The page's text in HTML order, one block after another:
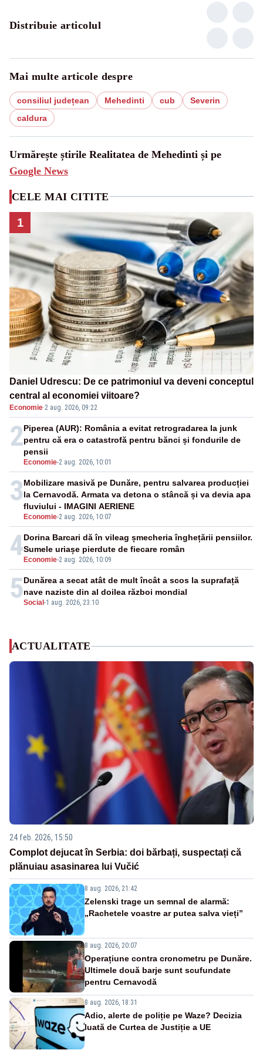
Distribuie articolul
Mai multe articole despre
consiliul județean Mehedinti cub
Severin
caldura
Urmărește știrile Realitatea de Mehedinti și pe
Google News
CELE MAI CITITE
1
Daniel Udrescu: De ce patrimoniul va deveni conceptul
central al economiei viitoare?
Economie·2 aug. 2026, 09:22
2
Economie-2 aug. 2026, 10:01
Piperea (AUR): România a evitat retrogradarea la junk
pentru că era o catastrofă pentru bănci și fondurile de
pensii
3
Economie-2 aug. 2026, 10:07
Mobilizare masivă pe Dunăre, pentru salvarea producției
la Cernavodă. Armata va detona o stâncă și va devia apa
fluviului - IMAGINI AERIENE
4 Economie-2 aug. 2026, 10:09
Dorina Barcari dă în vileag șmecheria înghețării pensiilor.
Sumele uriașe pierdute de fiecare român
5Social -1 aug. 2026, 23:10
Dunărea a secat atât de mult încât a scos la suprafață
nave naziste din al doilea război mondial
ACTUALITATE
24 feb. 2026, 15:50
Complot dejucat în Serbia: doi bărbați, suspectați că
plănuiau asasinarea lui Vučić
8 aug. 2026, 21:42
Zelenski trage un semnal de alarmă:
„Rachetele voastre ar putea salva vieți”
8 aug. 2026, 20:07
Operațiune contra cronometru pe Dunăre.
Ultimele două barje sunt scufundate
pentru Cernavodă
8 aug. 2026, 18:31
Adio, alerte de poliție pe Waze? Decizia
luată de Curtea de Justiție a UE